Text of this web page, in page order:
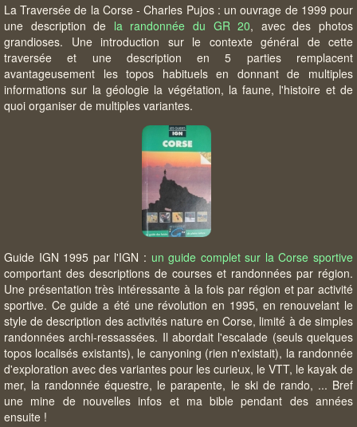
La Traversée de la Corse - Charles Pujos : un ouvrage de 1999 pour
une description de la randonnée du GR 20, avec des photos
grandioses. Une introduction sur le contexte général de cette
traversée et une description en 5 parties remplacent
avantageusement les topos habituels en donnant de multiples
informations sur la géologie la végétation, la faune, l'histoire et de
quoi organiser de multiples variantes.
Guide IGN 1995 par l'IGN : un guide complet sur la Corse sportive
comportant des descriptions de courses et randonnées par région.
Une présentation très intéressante à la fois par région et par activité
sportive. Ce guide a été une révolution en 1995, en renouvelant le
style de description des activités nature en Corse, limité à de simples
randonnées archi-ressassées. Il abordait l'escalade (seuls quelques
topos localisés existants), le canyoning (rien n'existait), la randonnée
d'exploration avec des variantes pour les curieux, le VTT, le kayak de
mer, la randonnée équestre, le parapente, le ski de rando, ... Bref
une mine de nouvelles infos et ma bible pendant des années
ensuite !